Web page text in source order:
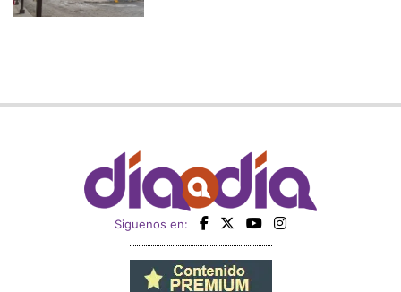
Siguenos en: